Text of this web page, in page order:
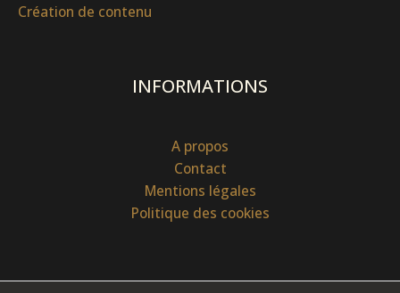
Création de contenu
INFORMATIONS
A propos
Contact
Mentions légales
Politique des cookies